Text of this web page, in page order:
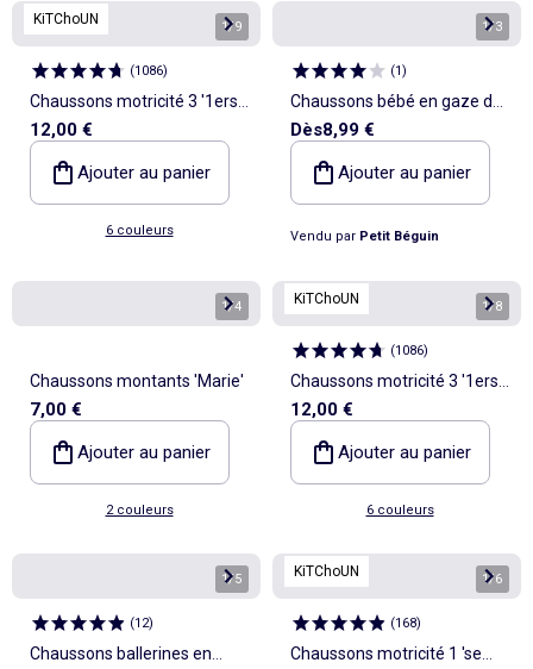
KiTChoUN 1/9
(1086)
Chaussons motricité 3 '1ers
pas' - Kitchoun
12,00 €
Ajouter au panier
6 couleurs
1/3
(1)
Chaussons bébé en gaze de
coton Santa Giulia
Dès8,99 €
Ajouter au panier
Vendu par Petit Béguin
1/4
Chaussons montants 'Marie'
7,00 €
Ajouter au panier
2 couleurs
KiTChoUN 1/8
(1086)
Chaussons motricité 3 '1ers
pas' - Kitchoun
12,00 €
Ajouter au panier
6 couleurs
1/5
(12)
Chaussons ballerines en
KiTChoUN 1/6
(168)
Chaussons motricité 1 'se